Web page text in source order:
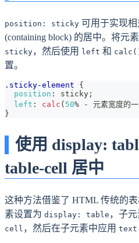
position: sticky 可用于实现
(containing block) 的居中。将元
sticky，然后使用 left 和
置。
.sticky-element
{
position : sticky ;
left : calc ( 50% - 元素宽度的
}
使用 display:
table-cell 居中
这种方法借鉴了 HTML 传统的
素设置为 display: table ，子
cell ，然后在子元素中应用